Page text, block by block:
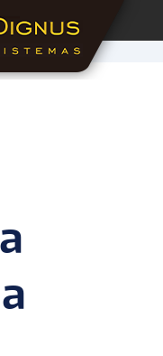
Blog